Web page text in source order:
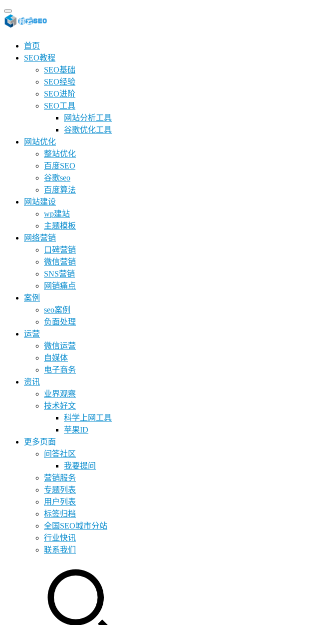
首页
SEO教程
SEO基础
SEO经验
SEO进阶
SEO工具
网站分析工具
谷歌优化工具
网站优化
整站优化
百度SEO
谷歌seo
百度算法
网站建设
wp建站
主题模板
网络营销
口碑营销
微信营销
SNS营销
网销痛点
案例
seo案例
负面处理
运营
微信运营
自媒体
电子商务
资讯
业界观察
技术好文
科学上网工具
苹果ID
更多页面
问答社区
我要提问
营销服务
专题列表
用户列表
标签归档
全国SEO城市分站
行业快讯
联系我们